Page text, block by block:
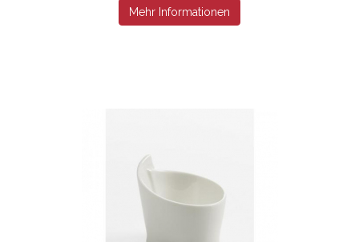
Mehr Informationen